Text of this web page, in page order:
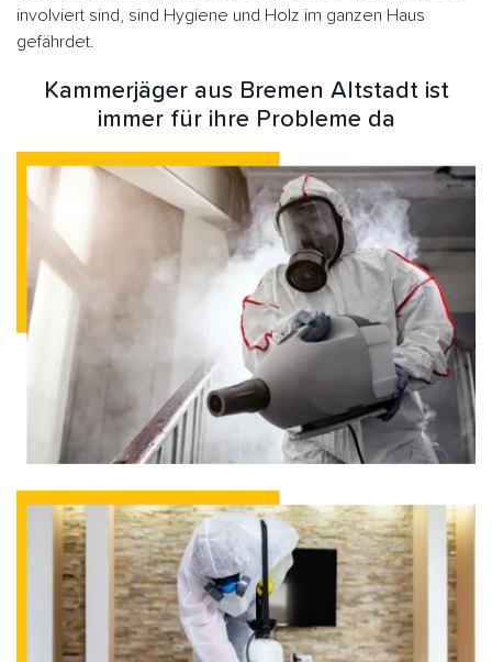
involviert sind, sind Hygiene und Holz im ganzen Haus
gefährdet.
Kammerjäger aus Bremen Altstadt ist
immer für ihre Probleme da